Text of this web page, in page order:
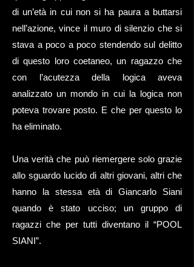
di un’età in cui non si ha paura a buttarsi
nell’azione, vince il muro di silenzio che si
stava a poco a poco stendendo sul delitto
di questo loro coetaneo, un ragazzo che
con l’acutezza della logica aveva
analizzato un mondo in cui la logica non
poteva trovare posto. E che per questo lo
ha eliminato.
Una verità che può riemergere solo grazie
allo sguardo lucido di altri giovani, altri che
hanno la stessa età di Giancarlo Siani
quando è stato ucciso; un gruppo di
ragazzi che per tutti diventano il “POOL
SIANI”.